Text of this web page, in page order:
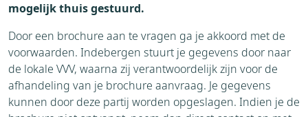
mogelijk thuis gestuurd.
Door een brochure aan te vragen ga je akkoord met de
voorwaarden. Indebergen stuurt je gegevens door naar
de lokale VVV, waarna zij verantwoordelijk zijn voor de
afhandeling van je brochure aanvraag. Je gegevens
kunnen door deze partij worden opgeslagen. Indien je de